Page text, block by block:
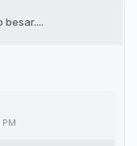
besar....